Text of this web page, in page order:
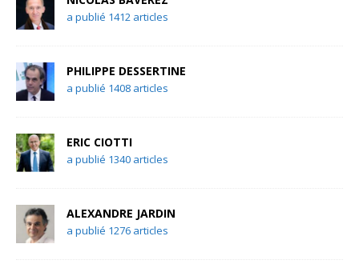
a publié 1412 articles
PHILIPPE DESSERTINE
a publié 1408 articles
ERIC CIOTTI
a publié 1340 articles
ALEXANDRE JARDIN
a publié 1276 articles